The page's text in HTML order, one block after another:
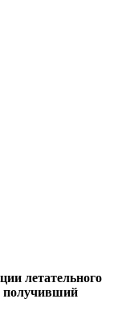
летательного
получивший